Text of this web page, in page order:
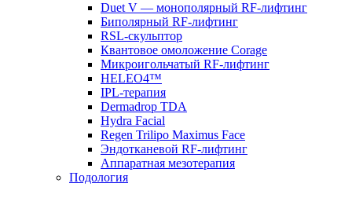
Duet V — монополярный RF-лифтинг
Биполярный RF-лифтинг
RSL-скульптор
Квантовое омоложение Corage
Микроигольчатый RF-лифтинг
HELEO4™
IPL-терапия
Dermadrop TDA
Hydra Facial
Regen Trilipo Maximus Face
Эндотканевой RF-лифтинг
Аппаратная мезотерапия
Подология